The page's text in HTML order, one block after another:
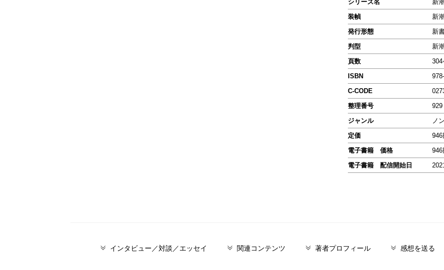
シリーズ名
新
装幀
新
発行形態
新
判型
新
頁数
304
ISBN
C-CODE
整理番号
929
ジャンル
ノ
定価
946
電子書籍 価格
946
電子書籍 配信開始日
インタビュー／対談／エッセイ 関連コンテンツ 著者プロフィール 感想を送る